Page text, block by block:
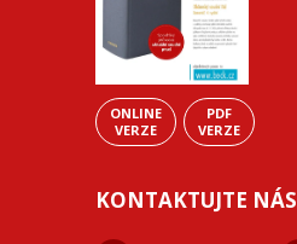
ONLINE
VERZE
PDF
VERZE
KONTAKTUJTE NÁS